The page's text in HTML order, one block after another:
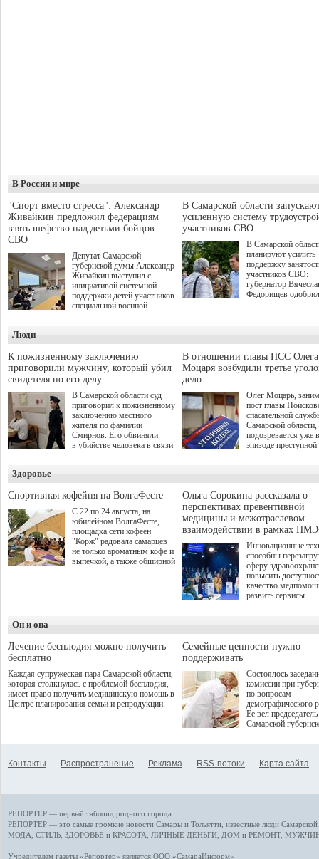
В России и мире
"Спорт вместо стресса": Александр
Живайкин предложил федерациям
взять шефство над детьми бойцов
СВО
Депутат Самарской
губернской думы Александр
Живайкин выступил с
инициативой системной
поддержки детей участников
специальной военной
"Помощь фронту и семьям
участников СВО", которая
прошла в Отрадном 7
августа.
В Самарской области
усиленную систему
участников СВО
В Самарской
планируют усилить
поддержку
участников СВО:
губернатор
Федорищев
на трудоустройство
спокойную
мирной жизни.
Люди
К пожизненному заключению
приговорили мужчину, который убил
свидетеля по его делу
В Самарской области суд
приговорил к пожизненному
заключению местного
жителя по фамилии
Смирнов. Его обвиняли
в убийстве человека в связи
В отношении главы ПСС Олега
Моцаря возбудили третье
дело
Олег Моцарь,
пост главы
спасательной
Самарской области,
подозревается уже
эпизоде преступной
а сам он
Здоровье
Спортивная кофейня на ВолгаФесте
С 22 по 24 августа, на
юбилейном ВолгаФесте,
площадка сети кофеен
"Корж" радовала самарцев
не только ароматным кофе и
выпечкой, а также обширной
Ольга Сорокина рассказала о
перспективах превентивной
медицины и межотраслевом
взаимодействии в рамках
Инновационные
способны
сферу
повысить
качество
развить сервисы
определенными
К ним можно
возникающие при
данными
более динамичного
проникновения
сегмент
отраслевое
рассказала Ольга
ходе сессии
качества жизни" в
ПМЭФ 2025. В
Он и она
Лечение бесплодия можно получить
бесплатно
Каждая супружеская пара Самарской области,
которая столкнулась с проблемой бесплодия,
имеет право получить медицинскую помощь в
Центре планирования семьи и репродукции.
Семейные ценности нужно
поддерживать
Состоялось
комиссии при
по вопросам
демографического
Ее вел председатель
Самарской
Контакты Распространение Реклама RSS-потоки Карта сайта
РЕПОРТЕР — первый таблоид родного города.
РЕПОРТЕР — это самые громкие новости Самары и Тольятти, известные люди
МОДА, СТИЛЬ ЗДОРОВЬЕ и КРАСОТА ЛИЧНЫЕ ДЕНЬГИ ДОМ и РЕМОНТ,
Учредителем газеты «Репортер» является ООО «СамараИнформ»